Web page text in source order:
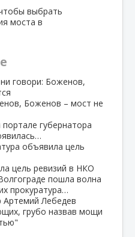
выбрать
моста в
говори: Боженов,
губернатора
объявила цель
пошла волна
прокуратура…
Артемий Лебедев
грубо назвав мощи